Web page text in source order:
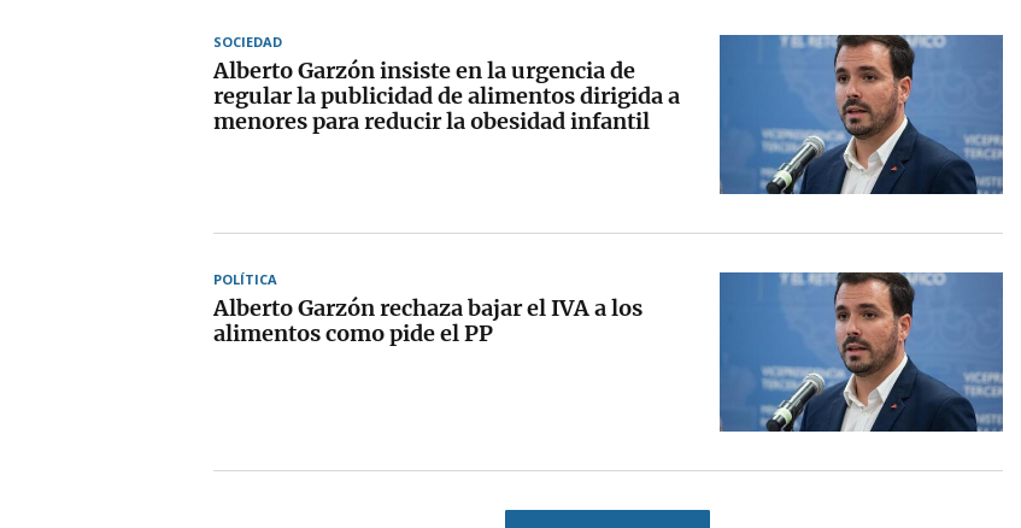
SOCIEDAD
Alberto Garzón insiste en la urgencia de
regular la publicidad de alimentos dirigida a
menores para reducir la obesidad infantil
POLÍTICA
Alberto Garzón rechaza bajar el IVA a los
alimentos como pide el PP